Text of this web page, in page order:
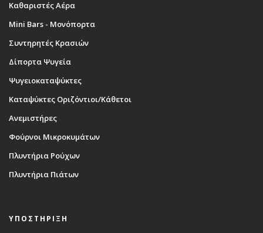
Καθαριστές Αέρα
Mini Bars - Μονόπορτα
Συντηρητές Κρασιών
Δίπορτα Ψυγεία
Ψυγειοκαταψύκτες
Καταψύκτες Οριζόντιοι/Κάθετοι
Ανεμιστήρες
Φούρνοι Μικροκυμάτων
Πλυντήρια Ρούχων
Πλυντήρια Πιάτων
ΥΠΟΣΤΗΡΙΞΗ